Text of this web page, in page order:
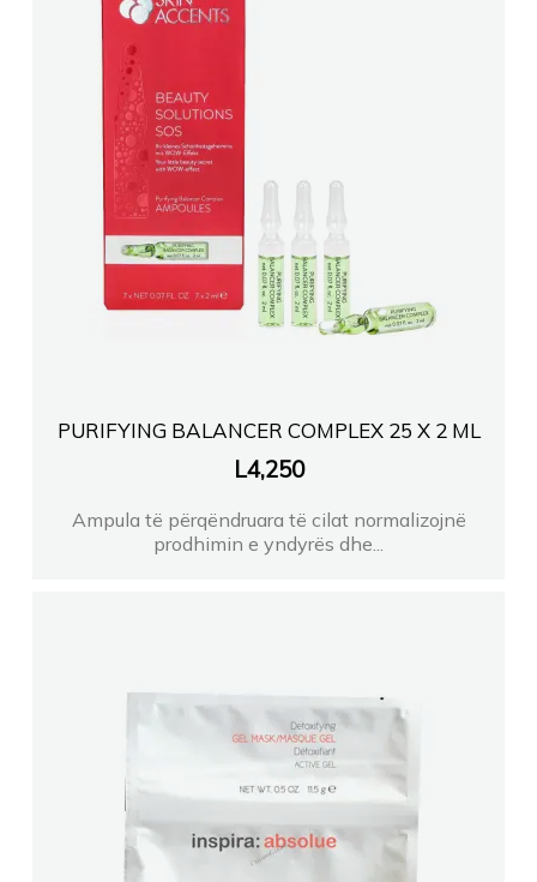
PURIFYING BALANCER COMPLEX 25 X 2 ML
L4,250
Ampula të përqëndruara të cilat normalizojnë
prodhimin e yndyrës dhe...